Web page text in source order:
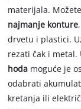
materijala.
najmanje konture
drvetu i plastici.
rezati čak i metal.
hoda moguće je
odabrati
kretanja ili